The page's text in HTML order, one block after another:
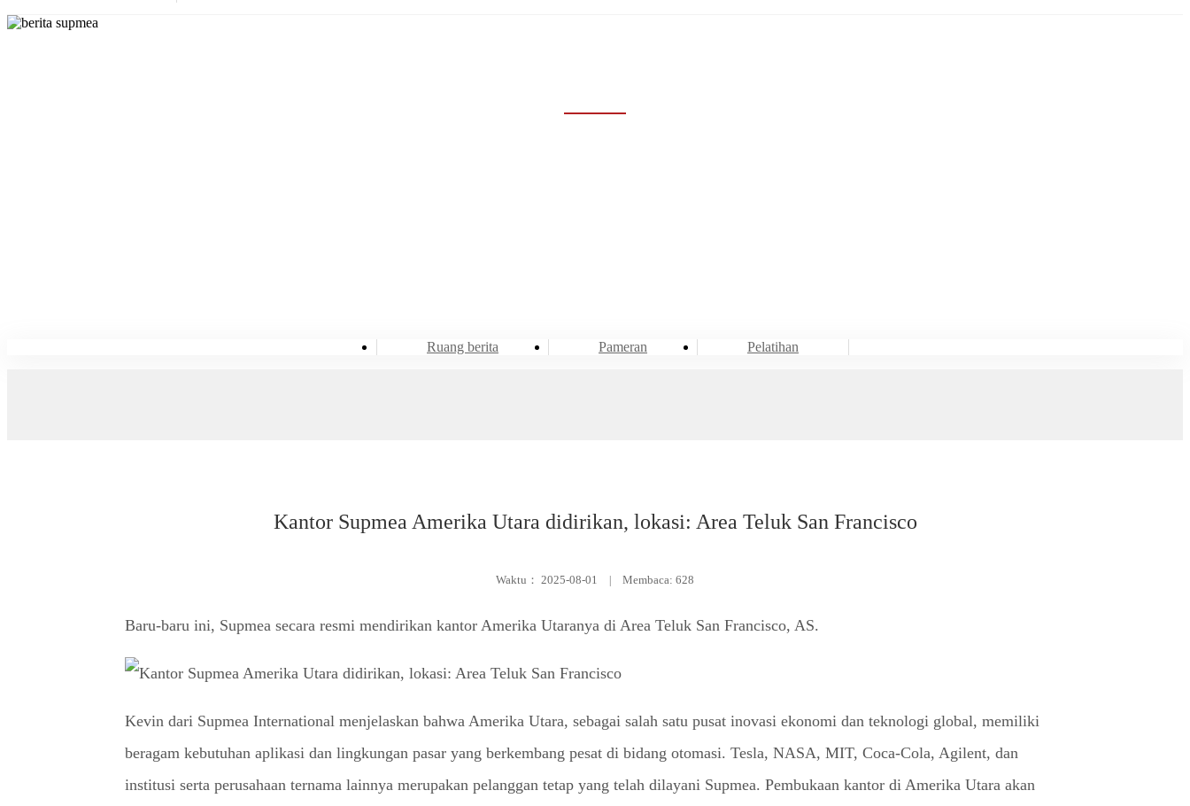
Ruang berita Pameran Pelatihan
Kantor Supmea Amerika Utara didirikan, lokasi: Area Teluk San Francisco
Waktu： 2025-08-01 Membaca: 628
Baru-baru ini, Supmea secara resmi mendirikan kantor Amerika Utaranya di Area Teluk San Francisco, AS.
Kevin dari Supmea International menjelaskan bahwa Amerika Utara, sebagai salah satu pusat inovasi ekonomi dan teknologi global, memiliki
beragam kebutuhan aplikasi dan lingkungan pasar yang berkembang pesat di bidang otomasi. Tesla, NASA, MIT, Coca-Cola, Agilent, dan
institusi serta perusahaan ternama lainnya merupakan pelanggan tetap yang telah dilayani Supmea. Pembukaan kantor di Amerika Utara akan